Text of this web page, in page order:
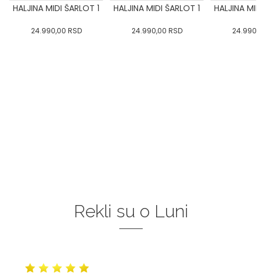
HALJINA MIDI ŠARLOT 1
24.990,00 RSD
HALJINA MIDI ŠARLOT 1
24.990,00 RSD
HALJINA
Rekli su o Luni